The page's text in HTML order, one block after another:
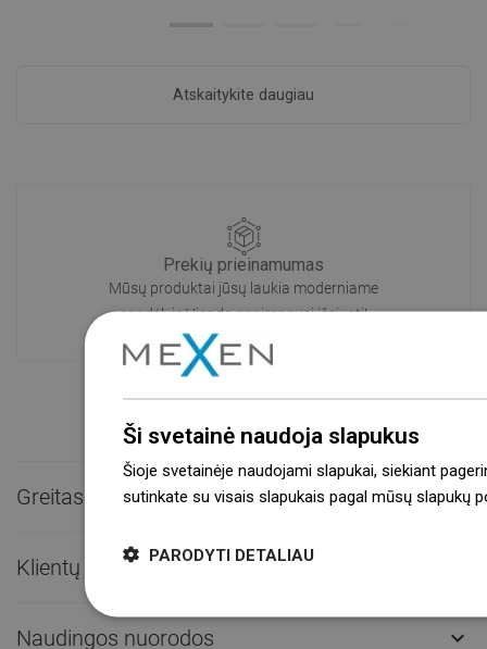
Atskaitykite daugiau
Prekių prieinamumas
Mūsų produktai jūsų laukia moderniame
sandėlyje.Visada pasirengusi išsiųsti!
Greitas kontaktas 
Klientų aptarnavimas
Naudingos nuorodos 
Ši svetainė naudoja slapukus
Šioje svetainėje naudojami slapukai, siekiant
sutinkate su visais slapukais pagal mūsų slapukų
PARODYTI DETALIAU